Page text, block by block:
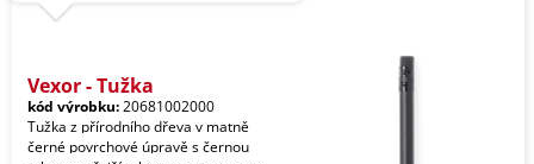
Vexor - Tužka
kód výrobku:20681002000
Tužka z přírodního dřeva v matně
černé povrchové úpravě s černou